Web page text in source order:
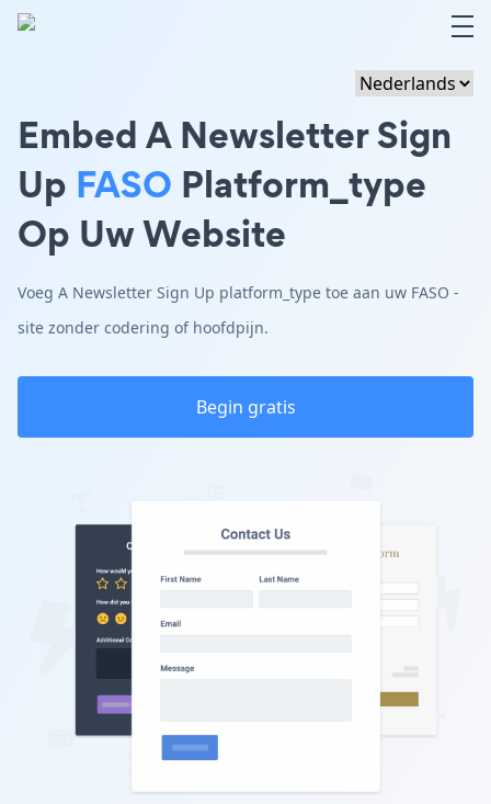
Embed A Newsletter Sign
Up FASO Platform_type
Op Uw Website
Voeg A Newsletter Sign Up platform_type toe aan uw FASO -
site zonder codering of hoofdpijn.
Begin gratis